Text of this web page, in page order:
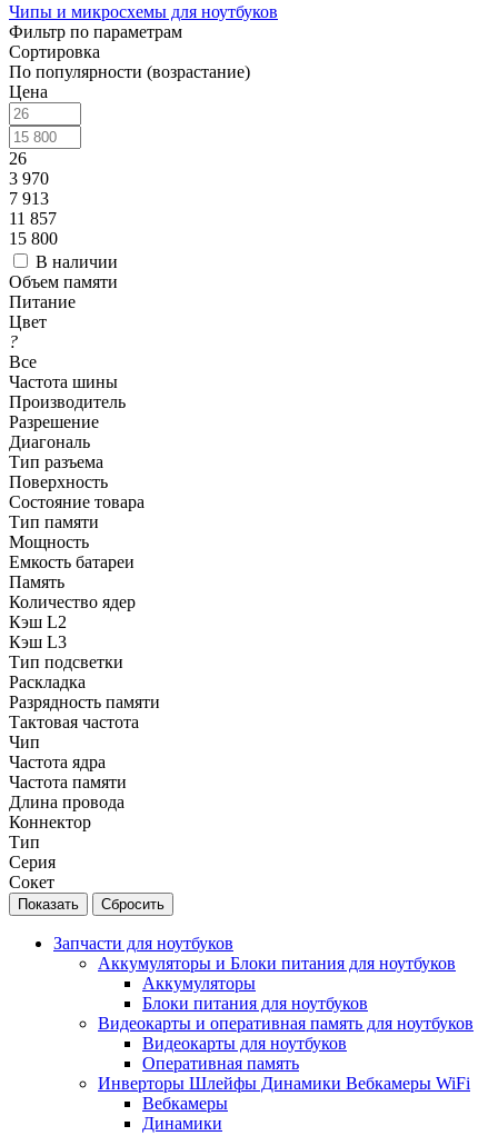
Чипы и микросхемы для ноутбуков
Фильтр по параметрам
Сортировка
По популярности (возрастание)
Цена
26
3 970
7 913
11 857
15 800
В наличии
Объем памяти
Питание
Цвет
?
Все
Частота шины
Производитель
Разрешение
Диагональ
Тип разъема
Поверхность
Состояние товара
Тип памяти
Мощность
Емкость батареи
Память
Количество ядер
Кэш L2
Кэш L3
Тип подсветки
Раскладка
Разрядность памяти
Тактовая частота
Чип
Частота ядра
Частота памяти
Длина провода
Коннектор
Тип
Серия
Сокет
Сбросить
Запчасти для ноутбуков
Аккумуляторы и Блоки питания для ноутбуков
Аккумуляторы
Блоки питания для ноутбуков
Видеокарты и оперативная память для ноутбуков
Видеокарты для ноутбуков
Оперативная память
Инверторы Шлейфы Динамики Вебкамеры WiFi
Вебкамеры
Динамики